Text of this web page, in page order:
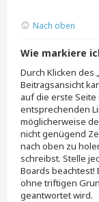
Nach oben
Wie markiere
Durch Klicken des
Beitragsansicht
auf die erste
entsprechenden
möglicherweise
nicht genügend
nach oben zu
schreibst. Stelle
Boards beachtest!
ohne triftigen
geantwortet wird.